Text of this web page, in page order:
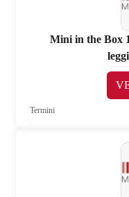
Mini in the Box
Termini